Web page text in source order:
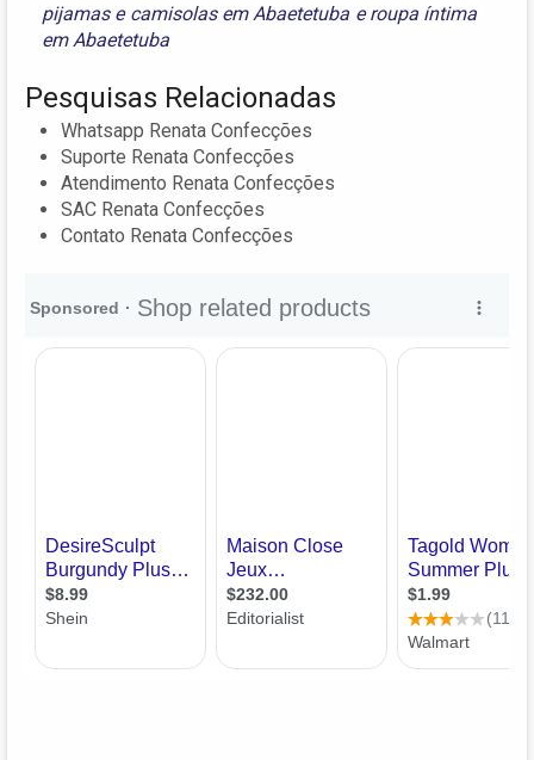
pijamas e camisolas em Abaetetuba eroupa íntima
em Abaetetuba
Pesquisas Relacionadas
Whatsapp Renata Confecções
Suporte Renata Confecções
Atendimento Renata Confecções
SAC Renata Confecções
Contato Renata Confecções